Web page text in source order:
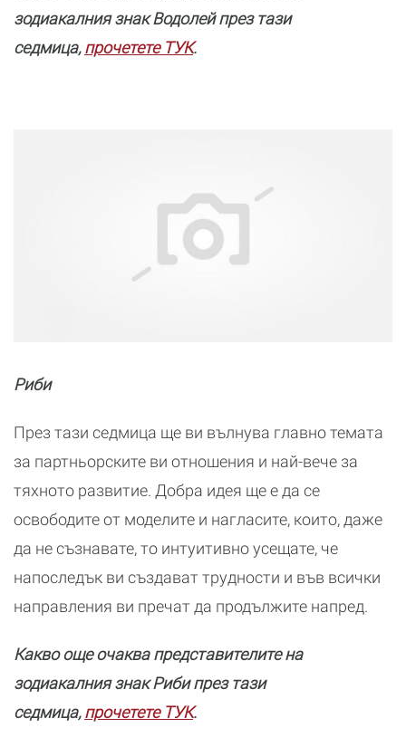
зодиакалния знак Водолей през тази
седмица,прочетете ТУК.
Риби
През тази седмица ще ви вълнува главно темата
за партньорските ви отношения и най-вече за
тяхното развитие. Добра идея ще е да се
освободите от моделите и нагласите, които, даже
да не съзнавате, то интуитивно усещате, че
напоследък ви създават трудности и във всички
направления ви пречат да продължите напред.
Какво още очаква представителите на
зодиакалния знак Риби през тази
седмица,прочетете ТУК.